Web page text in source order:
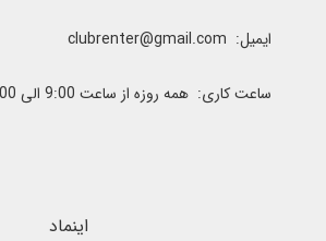
ایمیل: clubrenter@gmail.com
ساعت کاری: همه روزه از ساعت 9:00 الی 17:00
اینماد